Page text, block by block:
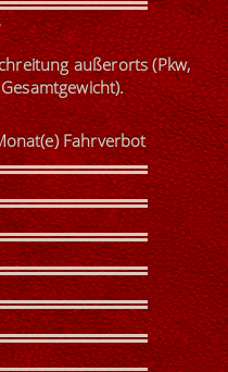
außerorts (Pkw,
Fahrverbot